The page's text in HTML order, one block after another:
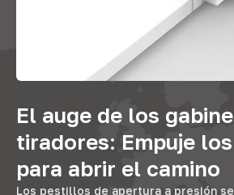
El auge de los
tiradores: Empuje
para abrir el camino
Los pestillos de apertura a presión